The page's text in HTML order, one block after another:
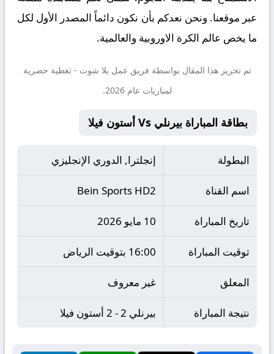
عبر موقعنا. ونحن نعدكم بأن نكون دائماً المصدر الأول لكل
ما يخص عالم الكرة الاوروبية والعالمية.
تم تحرير هذا المقال بواسطة فريق عمل يلا شوت - تغطية حصرية
لمباريات عام 2026.
بطاقة المباراة بيرنلي Vs أستون فيلا
البطولة إنجلترا, الدوري الإنجليزي
اسم القناة Bein Sports HD2
تاريخ المباراة 10 مايو 2026
توقيت المباراة 16:00 بتوقيت الرياض
المعلق غير معروف
نتيجة المباراة بيرنلي 2 - 2 أستون فيلا